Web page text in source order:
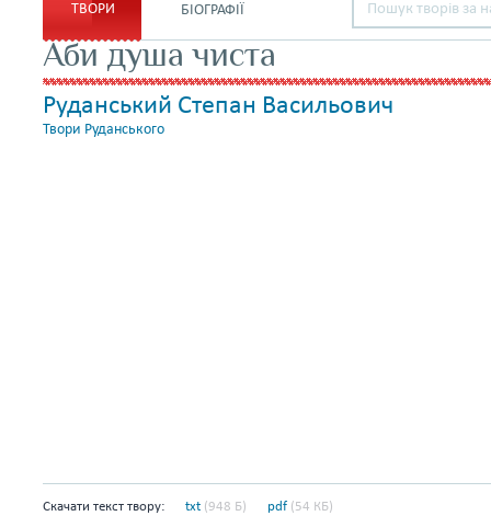
ТВОРИ БІОГРАФІЇ
Аби душа чиста
Руданський Степан Васильович
Твори Руданського
Скачати текст твору: txt (948 Б) pdf (54 КБ)